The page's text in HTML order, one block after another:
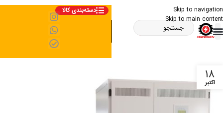
Skip to navigation
Skip to main content
دسته‌بندی کالا
18
اکتبر